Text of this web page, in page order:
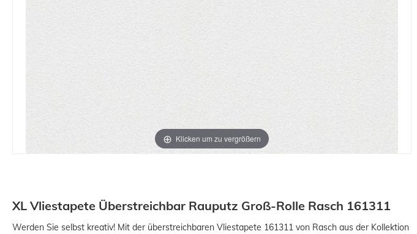
Klicken um zu vergrößern
XL Vliestapete Überstreichbar Rauputz Groß-Rolle Rasch 161311
Werden Sie selbst kreativ! Mit der überstreichbaren Vliestapete 161311 von Rasch aus der Kollektion